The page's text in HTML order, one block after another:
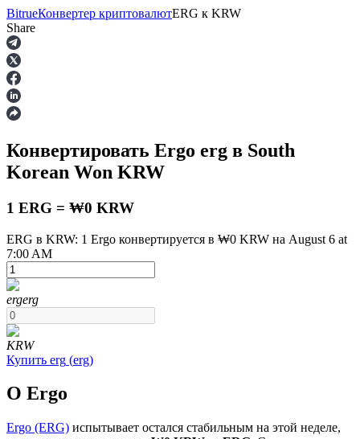
Фьючерсы
USDT-фьючерсы
BitrueКонвертер криптовалютERG к KRW
Share
Конвертировать Ergo erg в South
Korean Won KRW
1 ERG = ₩0 KRW
ERG в KRW: 1 Ergo конвертируется в ₩0 KRW на August 6 at
7:00 AM
ergerg
KRW
Купить erg (erg)
О Ergo
Ergo (ERG) испытывает остался стабильным на этой неделе,